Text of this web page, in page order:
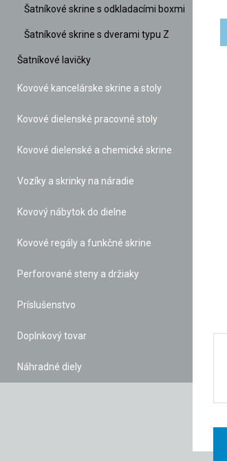
Šatníkové skrine s odkladacími boxmi
Šatníkové skrine s dverami typu Z
Šatníkové lavičky
Kovové kancelárske skrine a stoly
Kovové dielenské pracovné stoly
Kovové dielenské a chemické skrine
Vozíky a skrinky na náradie
Kovový nábytok do dielne
Kovové regály a funkčné skrine
Perforované steny a držiaky
Príslušenstvo
Doplnkový tovar
Náhradné diely